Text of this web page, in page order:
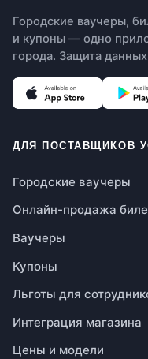
Городские ваучеры,
и купоны — одно
города. Защита
ДЛЯ ПОСТАВЩИКОВ
Городские ваучеры
Онлайн-продажа
Ваучеры
Купоны
Льготы для
Интеграция магазина
Цены и модели